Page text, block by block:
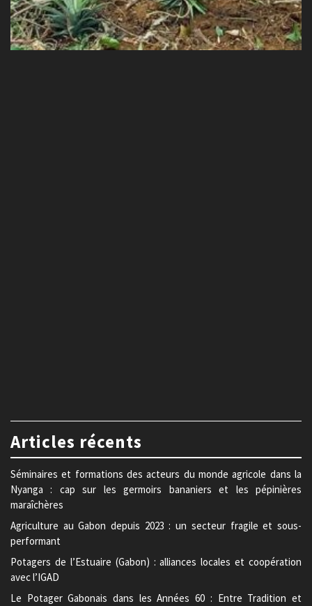
Articles récents
Séminaires et formations des acteurs du monde agricole dans la
Nyanga : cap sur les germoirs bananiers et les pépinières
maraîchères
Agriculture au Gabon depuis 2023 : un secteur fragile et sous-
performant
Potagers de l’Estuaire (Gabon) : alliances locales et coopération
avec l’IGAD
Le Potager Gabonais dans les Années 60 : Entre Tradition et